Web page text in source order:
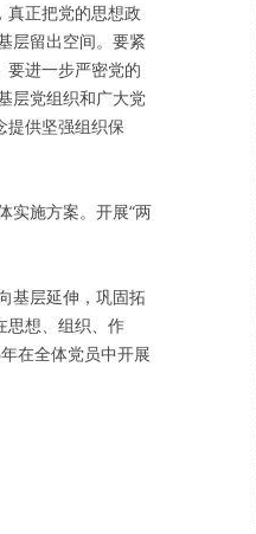
真正把党的思想政
层留出空间。要紧
要进一步严密党的
层党组织和广大党
提供坚强组织保
实施方案。开展“两
基层延伸，巩固拓
思想、组织、作
在全体党员中开展